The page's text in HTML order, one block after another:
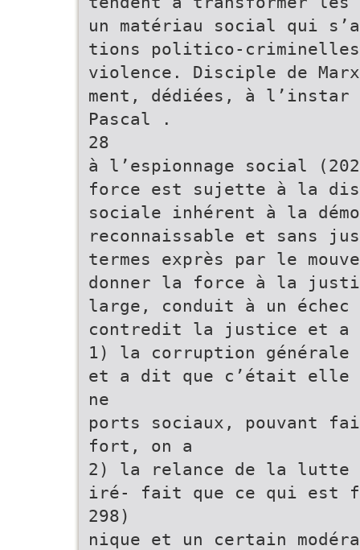
un matériau social qui
tions politico-criminelles
violence. Disciple de
ment, dédiées, à l’instar
Pascal .
28
à l’espionnage social
force est sujette à la
sociale inhérent à la
reconnaissable et sans
termes exprès par le
donner la force à la
large, conduit à un
contredit la justice et
1) la corruption
et a dit que c’était
ne
ports sociaux, pouvant
fort, on a
2) la relance de la lutte
iré- fait que ce qui est
298)
nique et un certain